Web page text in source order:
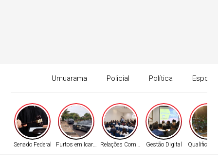
Umuarama Policial Política
Edição
Senado Federal Furtos em IcaraímaRelações ComerciaisGestão Digital